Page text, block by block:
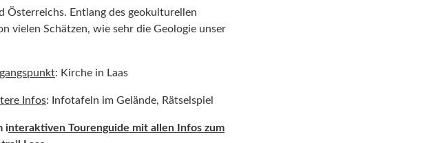
Österreichs. Entlang des geokulturellen
vielen Schätzen, wie sehr die Geologie unser
: Kirche in Laas
Infos: Infotafeln im Gelände, Rätselspiel
interaktiven Tourenguide mit allen Infos zum